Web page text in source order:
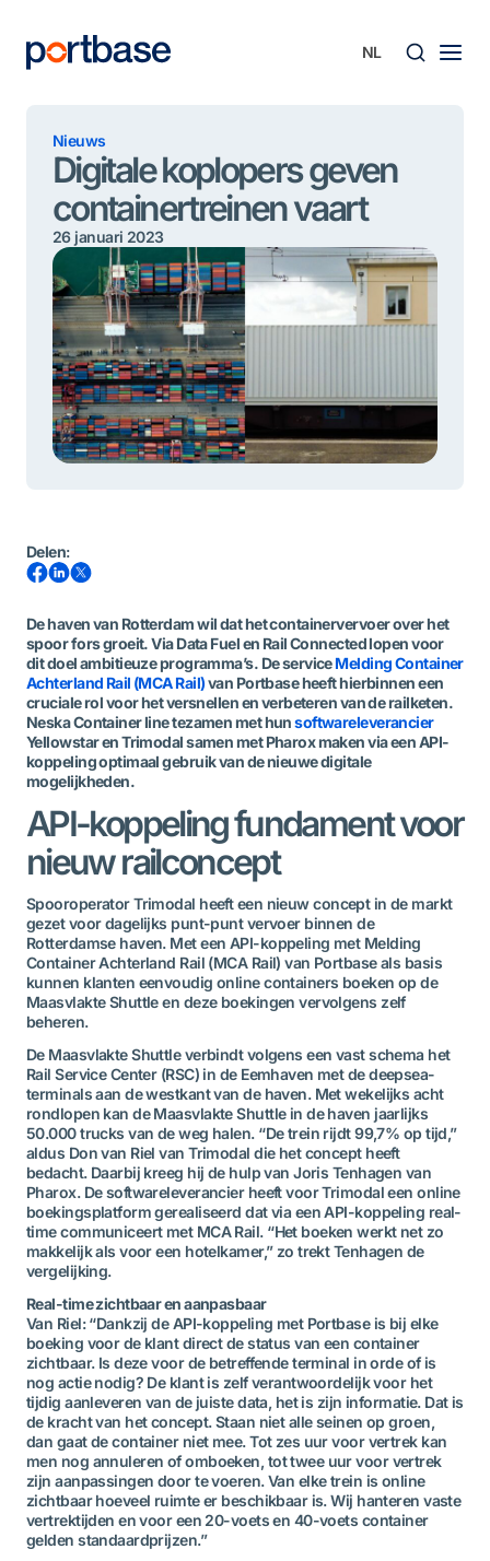
inhoud
Nieuws
Digitale koplopers geven
containertreinen vaart
26 januari 2023
Delen:
De haven van Rotterdam wil dat het containervervoer over het
spoor fors groeit. Via Data Fuel en Rail Connected lopen voor
dit doel ambitieuze programma’s. De serviceMelding Container
Achterland Rail (MCA Rail)van Portbase heeft hierbinnen een
cruciale rol voor het versnellen en verbeteren van de railketen.
Neska Container line tezamen met hunsoftwareleverancier
Yellowstar en Trimodal samen met Pharox maken via een API-
koppeling optimaal gebruik van de nieuwe digitale
mogelijkheden.
API-koppeling fundament voor
nieuw railconcept
SpooroperatorTrimodal heeft een nieuw concept in de markt
gezet voor dagelijks punt-punt vervoer binnen de
Rotterdamse haven. Met een API-koppeling met Melding
Container Achterland Rail (MCA Rail) van Portbase als basis
kunnen klanten eenvoudig online containers boeken op de
Maasvlakte Shuttle en deze boekingen vervolgens zelf
beheren.
De Maasvlakte Shuttle verbindt volgens een vast schema het
Rail Service Center (RSC) in de Eemhaven met de deepsea-
terminals aan de westkant van de haven. Met wekelijks acht
rondlopen kan de Maasvlakte Shuttle in de haven jaarlijks
50.000 trucks van de weg halen. “De trein rijdt 99,7% op tijd,”
aldus Don van Riel van Trimodal die het concept heeft
bedacht. Daarbij kreeg hij de hulp van Joris Tenhagen van
Pharox. De softwareleverancier heeft voor Trimodal een online
boekingsplatform gerealiseerd dat via een API-koppeling real-
time communiceert met MCA Rail. “Het boeken werkt net zo
makkelijk als voor een hotelkamer,” zo trekt Tenhagen de
vergelijking.
Real-time zichtbaar en aanpasbaar
Van Riel: “Dankzij de API-koppeling met Portbase is bij elke
boeking voor de klant direct de status van een container
zichtbaar. Is deze voor de betreffende terminal in orde of is
nog actie nodig? De klant is zelf verantwoordelijk voor het
tijdig aanleveren van de juiste data, het is zijn informatie. Dat is
de kracht van het concept. Staan niet alle seinen op groen,
dan gaat de container niet mee. Tot zes uur voor vertrek kan
men nog annuleren of omboeken, tot twee uur voor vertrek
zijn aanpassingen door te voeren. Van elke trein is online
zichtbaar hoeveel ruimte er beschikbaar is. Wij hanteren vaste
vertrektijden en voor een 20-voets en 40-voets container
gelden standaardprijzen.”